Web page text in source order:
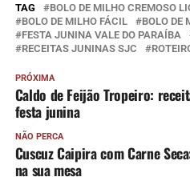
TAG
BOLO DE MILHO CREMOSO
BOLO DE MILHO FÁCIL
BOLO DE
FESTA JUNINA VALE DO PARAÍBA
RECEITAS JUNINAS SJC
PRÓXIMA
Caldo de Feijão Tropeiro:
festa junina
NÃO PERCA
Cuscuz Caipira com Carne
na sua mesa